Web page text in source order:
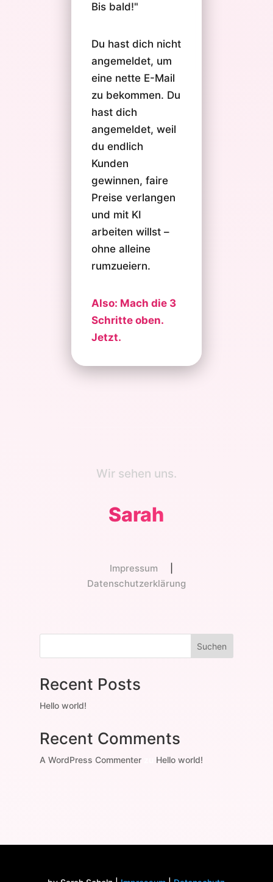
Bis bald!"
Du hast dich nicht
angemeldet, um
eine nette E-Mail
zu bekommen. Du
hast dich
angemeldet, weil
du endlich
Kunden
gewinnen, faire
Preise verlangen
und mit KI
arbeiten willst –
ohne alleine
rumzueiern.
Also: Mach die 3
Schritte oben.
Jetzt.
Wir sehen uns.
Sarah
Impressum
Datenschutzerklärung
Suchen
Recent Posts
Hello world!
Recent Comments
A WordPress Commenterzu Hello world!